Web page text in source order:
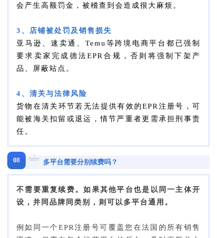
会产生高额罚金，被稽查到会造成很大麻烦。
3、店铺被处罚及销售损失
亚马逊、速卖通、Temu等跨境电商平台都已强制
要求卖家完成德法EPR合规，否则将强制下架产
品、屏蔽站点。
4、清关与法律风险
货物在清关环节若无法提供有效的EPR注册号，可
能被海关扣留或退运，情节严重者更需承担刑事责
任。
08 多平台需要分别续费吗？
不需要重复续费。如果其他平台也是以同一主体开
设，并同品牌同类别，则可以多平台通用。
例如同一个EPR注册号可覆盖您在法国的所有销售